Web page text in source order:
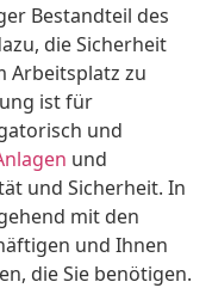
Bestandteil des
die Sicherheit
Arbeitsplatz zu
ist für
und
und
und Sicherheit. In
mit den
und Ihnen
die Sie benötigen.